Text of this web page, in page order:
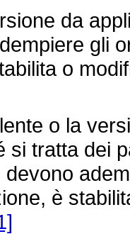
da
gli
o
o la
si tratta dei
è